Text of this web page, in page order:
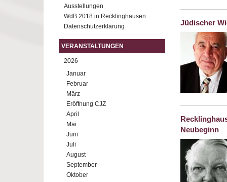
Ausstellungen
WdB 2018 in Recklinghausen
Datenschutzerklärung
VERANSTALTUNGEN
2026
Januar
Februar
März
Eröffnung CJZ
April
Mai
Juni
Juli
August
September
Oktober
Jüdischer
Neubeginn